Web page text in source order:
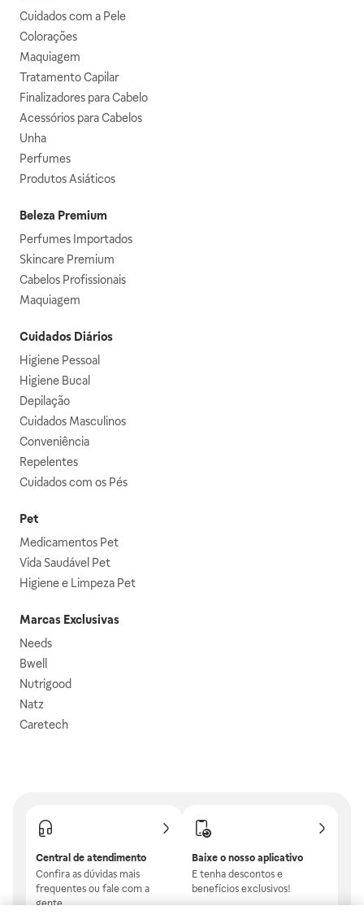
Cuidados com a Pele
Colorações
Maquiagem
Tratamento Capilar
Finalizadores para Cabelo
Acessórios para Cabelos
Unha
Perfumes
Produtos Asiáticos
Beleza Premium
Perfumes Importados
Skincare Premium
Cabelos Profissionais
Maquiagem
Cuidados Diários
Higiene Pessoal
Higiene Bucal
Depilação
Cuidados Masculinos
Conveniência
Repelentes
Cuidados com os Pés
Pet
Medicamentos Pet
Vida Saudável Pet
Higiene e Limpeza Pet
Marcas Exclusivas
Needs
Bwell
Nutrigood
Natz
Caretech
Central de atendimento
Confira as dúvidas mais
frequentes ou fale com a
gente.
Baixe o nosso aplicativo
E tenha descontos e
benefícios exclusivos!